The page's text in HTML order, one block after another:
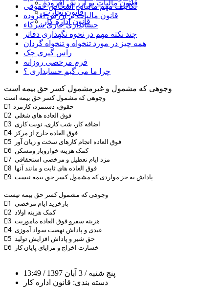
قانون مالیات بر ارزش افزوده
قانون تجارت
قانون اداره کار
تکالیف مهم مالیاتی اشخاص حقوقی
قانون مالیات بر ارزش افزوده
حسابداری جاری شرکاء
چند نکته مهم در نحوه نگهداری دفاتر
همه چیز در مورد تنخواه و تنخواه گردان
راس گیری چک
فرم مرخصی روزانه
چرا ما می گیم حسابداری ؟
وجوهی که مشمول و غیرمشمول کسر حق بیمه است
ﻭﺟﻮﻫﯽ ﮐﻪ ﻣﺸﻤﻮﻝ ﮐﺴﺮ ﺣﻖ ﺑﯿﻤﻪ ﺍﺳﺖ
1⃣ ﺣﻘﻮﻕ، ﺩﺳﺘﻤﺰﺩ، ﮐﺎﺭﻣﺰﺩ
2⃣ ﻓﻮﻕ ﺍﻟﻌﺎﺩﻩ ﻫﺎﯼ ﺷﻐﻠﯽ
3⃣ ﺍﺿﺎﻓﻪ ﮐﺎﺭ، ﺷﺐ ﮐﺎﺭﯼ، ﻧﻮﺑﺖ ﮐﺎﺭﯼ
4⃣ ﻓﻮﻕ ﺍﻟﻌﺎﺩﻩ ﺧﺎﺭﺝ ﺍﺯ ﻣﺮﮐﺰ
5⃣ ﻓﻮﻕ ﺍﻟﻌﺎﺩﻩ ﺍﻧﺠﺎﻡ ﮐﺎﺭﻫﺎﯼ ﺳﺨﺖ ﻭ ﺯﯾﺎﻥ ﺁﻭﺭ
6⃣ ﮐﻤﮏ ﻫﺰﯾﻨﻪ ﺧﻮﺍﺭﻭﺑﺎﺭ ﻭﻣﺴﮑﻦ
7⃣ ﻣﺰﺩ ﺍﯾﺎﻡ ﺗﻌﻄﯿﻞ ﻭ ﻣﺮﺧﺼﯽ ﺍﺳﺘﺤﻘﺎﻗﯽ
8⃣ ﻓﻮﻕ ﺍﻟﻌﺎﺩﻩ ﻫﺎﯼ ﺛﺎﺑﺖ ﻭ ﻣﺎﻧﻨﺪ ﺁﻧﻬﺎ
9⃣ ﭘﺎﺩﺍﺵ ﺑﻪ ﺟﺰ ﻣﻮﺍﺭﺩﯼ ﮐﻪ ﻣﺸﻤﻮﻝ ﮐﺴﺮ ﺣﻖ ﺑﯿﻤﻪ ﻧﯿﺴﺖ
ﻭﺟﻮﻫﯽ ﮐﻪ ﻣﺸﻤﻮﻝ کسر ﺣﻖ ﺑﯿﻤﻪ ﻧﯿﺴﺖ
1⃣ ﺑﺎﺯﺧﺮﯾﺪ ﺍﯾﺎﻡ ﻣﺮﺧﺼﯽ
2⃣ ﮐﻤﮏ ﻫﺰﯾﻨﻪ ﺍﻭﻻﺩ
3⃣ ﻫﺰﯾﻨﻪ ﺳﻔﺮﻭ ﻓﻮﻕ ﺍﻟﻌﺎﺩﻩ ﻣﺎﻣﻮﺭﯾﺖ
4⃣ ﻋﯿﺪﯼ ﻭ ﭘﺎﺩﺍﺵ ﻧﻬﻀﺖ ﺳﻮﺍﺩ ﺁﻣﻮﺯﯼ
5⃣ ﺣﻖ ﺷﯿﺮ ﻭ ﭘﺎﺩﺍﺵ ﺍﻓﺰﺍﯾﺶ ﺗﻮﻟﯿﺪ
6⃣ ﺧﺴﺎﺭﺕ ﺍﺧﺮﺍﺝ ﻭ ﻣﺰﺍﯾﺎﯼ ﭘﺎﯾﺎﻥ ﮐﺎﺭ
پنج شنبه / 3 آبان 1397
/ 13:49
دسته بندی: قانون اداره کار